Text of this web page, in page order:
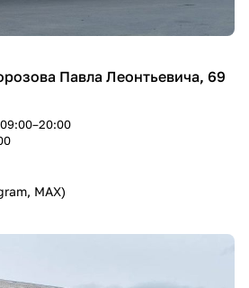
Павла Леонтьевича, 69
MAX)